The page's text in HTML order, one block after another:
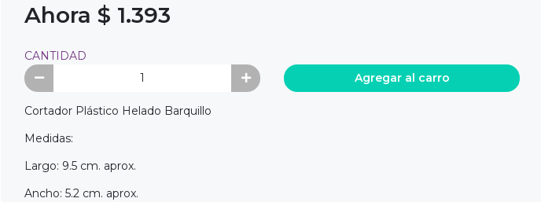
Ahora $ 1.393
CANTIDAD
Agregar al carro
Cortador Plástico Helado Barquillo
Medidas:
Largo: 9.5 cm. aprox.
Ancho: 5.2 cm. aprox.